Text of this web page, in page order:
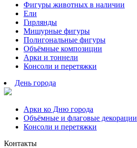
Фигуры животных в наличии
Ели
Гирлянды
Мишурные фигуры
Полигональные фигуры
Объёмные композиции
Арки и тоннели
Консоли и перетяжки
День города
Арки ко Дню города
Объёмные и флаговые декорации
Консоли и перетяжки
Контакты